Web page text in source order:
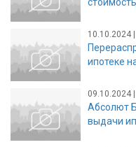
10.10.2024
ипотеке
09.10.2024
Абсолют
выдачи